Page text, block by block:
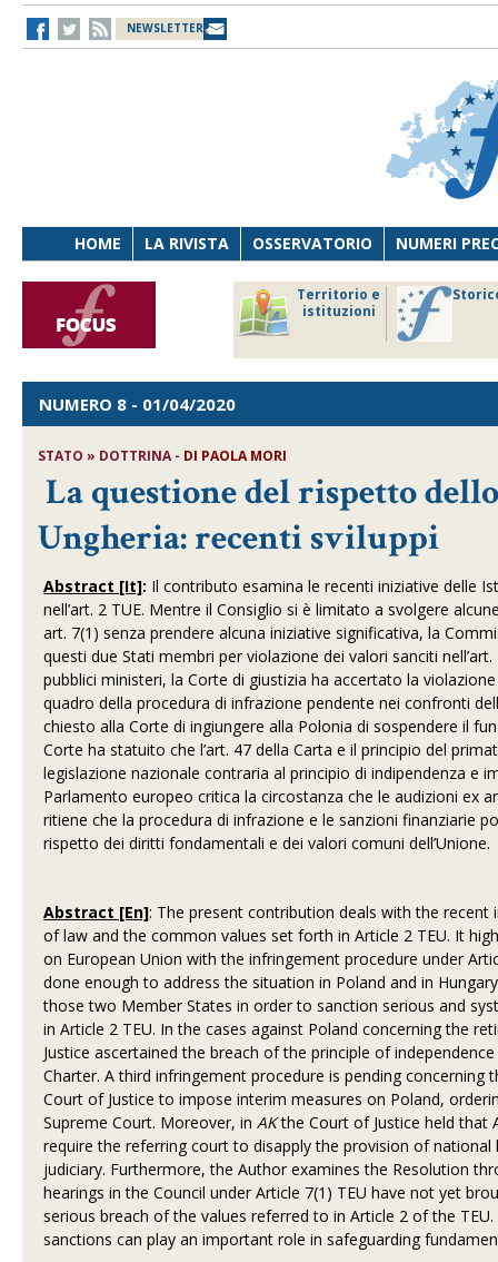
NEWSLETTER
HOME LA RIVISTA OSSERVATORIO NUMERI
Territorio e
istituzioni
NUMERO 8 - 01/04/2020
STATO » DOTTRINA - DI PAOLA MORI
La questione del rispetto
Ungheria: recenti sviluppi
Abstract [It]: Il contributo esamina le recenti iniziative delle
nell’art. 2 TUE. Mentre il Consiglio si è limitato a svolgere
art. 7(1) senza prendere alcuna iniziative significativa, la
questi due Stati membri per violazione dei valori sanciti
pubblici ministeri, la Corte di giustizia ha accertato la
quadro della procedura di infrazione pendente nei confronti
chiesto alla Corte di ingiungere alla Polonia di sospendere il
Corte ha statuito che l’art. 47 della Carta e il principio del
legislazione nazionale contraria al principio di indipendenza e
Parlamento europeo critica la circostanza che le audizioni ex
ritiene che la procedura di infrazione e le sanzioni finanziarie
rispetto dei diritti fondamentali e dei valori comuni dell’Unione.
Abstract [En]: The present contribution deals with the
of law and the common values set forth in Article 2 TEU. It
on European Union with the infringement procedure under
done enough to address the situation in Poland and in
those two Member States in order to sanction serious and
in Article 2 TEU. In the cases against Poland concerning the
Justice ascertained the breach of the principle of
Charter. A third infringement procedure is pending
Court of Justice to impose interim measures on Poland,
Supreme Court. Moreover, inAKthe Court of Justice held that
require the referring court to disapply the provision of
judiciary. Furthermore, the Author examines the Resolution
hearings in the Council under Article 7(1) TEU have not yet
serious breach of the values referred to in Article 2 of the
sanctions can play an important role in safeguarding